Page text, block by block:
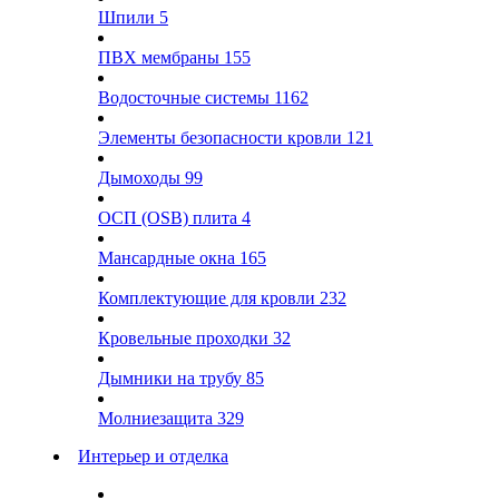
Шпили 5
ПВХ мембраны 155
Водосточные системы 1162
Элементы безопасности кровли 121
Дымоходы 99
ОСП (OSB) плита 4
Мансардные окна 165
Комплектующие для кровли 232
Кровельные проходки 32
Дымники на трубу 85
Молниезащита 329
Интерьер и отделка